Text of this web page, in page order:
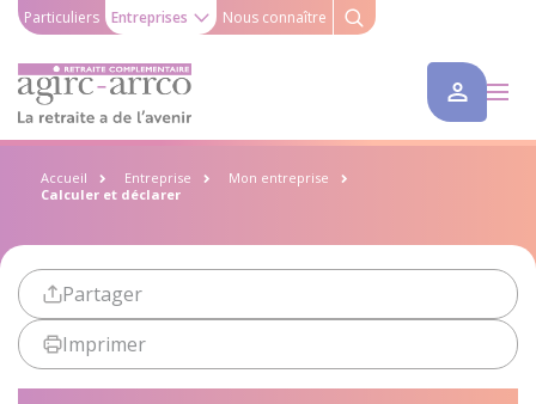
Particuliers Entreprises Nous connaître
Accueil Entreprise
Mon entreprise
Calculer et déclarer
Partager
Imprimer